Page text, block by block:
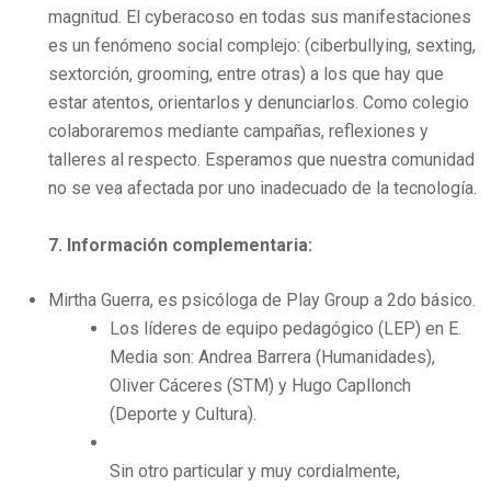
magnitud. El cyberacoso en todas sus manifestaciones
es un fenómeno social complejo: (ciberbullying, sexting,
sextorción, grooming, entre otras) a los que hay que
estar atentos, orientarlos y denunciarlos. Como colegio
colaboraremos mediante campañas, reflexiones y
talleres al respecto. Esperamos que nuestra comunidad
no se vea afectada por uno inadecuado de la tecnología.
7. Información complementaria:
Mirtha Guerra, es psicóloga de Play Group a 2do básico.
Los líderes de equipo pedagógico (LEP) en E.
Media son: Andrea Barrera (Humanidades),
Oliver Cáceres (STM) y Hugo Capllonch
(Deporte y Cultura).
Sin otro particular y muy cordialmente,